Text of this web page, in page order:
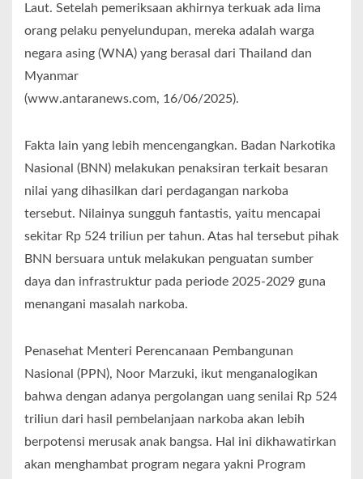
Laut. Setelah pemeriksaan akhirnya terkuak ada lima
orang pelaku penyelundupan, mereka adalah warga
negara asing (WNA) yang berasal dari Thailand dan
Myanmar
(www.antaranews.com, 16/06/2025).
Fakta lain yang lebih mencengangkan. Badan Narkotika
Nasional (BNN) melakukan penaksiran terkait besaran
nilai yang dihasilkan dari perdagangan narkoba
tersebut. Nilainya sungguh fantastis, yaitu mencapai
sekitar Rp 524 triliun per tahun. Atas hal tersebut pihak
BNN bersuara untuk melakukan penguatan sumber
daya dan infrastruktur pada periode 2025-2029 guna
menangani masalah narkoba.
Penasehat Menteri Perencanaan Pembangunan
Nasional (PPN), Noor Marzuki, ikut menganalogikan
bahwa dengan adanya pergolangan uang senilai Rp 524
triliun dari hasil pembelanjaan narkoba akan lebih
berpotensi merusak anak bangsa. Hal ini dikhawatirkan
akan menghambat program negara yakni Program